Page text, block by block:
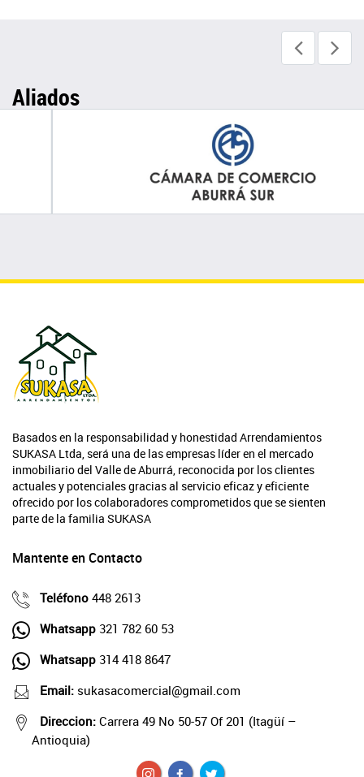
Aliados
Basados en la responsabilidad y honestidad Arrendamientos
SUKASA Ltda, será una de las empresas líder en el mercado
inmobiliario del Valle de Aburrá, reconocida por los clientes
actuales y potenciales gracias al servicio eficaz y eficiente
ofrecido por los colaboradores comprometidos que se sienten
parte de la familia SUKASA
Mantente en Contacto
Teléfono 448 2613
Whatsapp 321 782 60 53
Whatsapp 314 418 8647
Email: sukasacomercial@gmail.com
Direccion: Carrera 49 No 50-57 Of 201 (Itagüí –
Antioquia)